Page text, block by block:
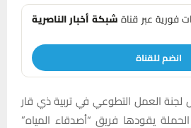
فورية عبر قناةشبكة أخبار الناصرية
انضم للقناة
لجنة العمل التطوعي في تربية ذي قار
الحملة يقودها فريق “أصدقاء المياه”